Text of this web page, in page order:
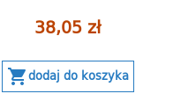
38,05 zł
shopping_cartdodaj do koszyka